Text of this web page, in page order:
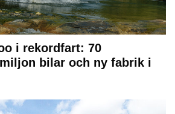
i rekordfart: 70
bilar och ny fabrik i